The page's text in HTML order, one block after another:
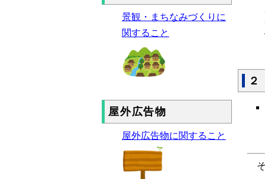
景観・まちなみづくりに
関すること
屋外広告物
屋外広告物に関すること
２
そ